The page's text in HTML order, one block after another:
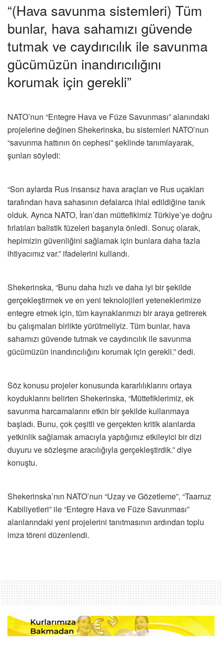
“(Hava savunma sistemleri) Tüm
bunlar, hava sahamızı güvende
tutmak ve caydırıcılık ile savunma
gücümüzün inandırıcılığını
korumak için gerekli”
NATO’nun “Entegre Hava ve Füze Savunması” alanındaki
projelerine değinen Shekerinska, bu sistemleri NATO’nun
“savunma hattının ön cephesi” şeklinde tanımlayarak,
şunları söyledi:
“Son aylarda Rus insansız hava araçları ve Rus uçakları
tarafından hava sahasının defalarca ihlal edildiğine tanık
olduk. Ayrıca NATO, İran’dan müttefikimiz Türkiye’ye doğru
fırlatılan balistik füzeleri başarıyla önledi. Sonuç olarak,
hepimizin güvenliğini sağlamak için bunlara daha fazla
ihtiyacımız var.” ifadelerini kullandı.
Shekerinska, “Bunu daha hızlı ve daha iyi bir şekilde
gerçekleştirmek ve en yeni teknolojileri yeteneklerimize
entegre etmek için, tüm kaynaklarımızı bir araya getirerek
bu çalışmaları birlikte yürütmeliyiz. Tüm bunlar, hava
sahamızı güvende tutmak ve caydırıcılık ile savunma
gücümüzün inandırıcılığını korumak için gerekli.” dedi.
Söz konusu projeler konusunda kararlılıklarını ortaya
koyduklarını belirten Shekerinska, “Müttefiklerimiz, ek
savunma harcamalarını etkin bir şekilde kullanmaya
başladı. Bunu, çok çeşitli ve gerçekten kritik alanlarda
yetkinlik sağlamak amacıyla yaptığımız etkileyici bir dizi
duyuru ve sözleşme aracılığıyla gerçekleştirdik.” diye
konuştu.
Shekerinska’nın NATO’nun “Uzay ve Gözetleme”, “Taarruz
Kabiliyetleri” ile “Entegre Hava ve Füze Savunması”
alanlarındaki yeni projelerini tanıtmasının ardından toplu
imza töreni düzenlendi.